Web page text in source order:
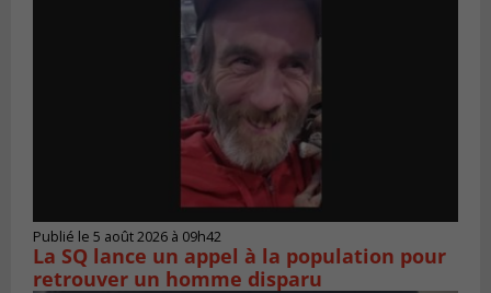
Publié le 5 août 2026 à 09h42
La SQ lance un appel à la population pour
retrouver un homme disparu